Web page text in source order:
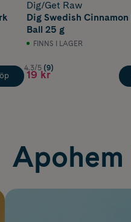
Dig/Get Raw
Dig Swedish Cinnamon
Ball 25 g
FINNS I LAGER
4.3/5 (9)
19 kr